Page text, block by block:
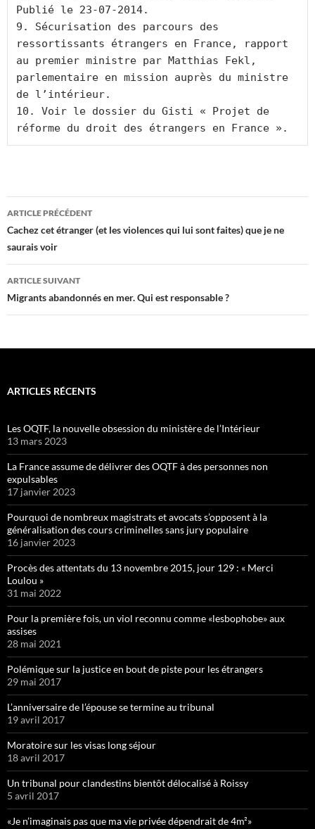
Publié le 23-07-2014.
9. Sécurisation des parcours des
ressortissants étrangers en France, rapport
au premier ministre par Matthias Fekl,
parlementaire en mission auprès du ministre
de l’intérieur.
10. Voir le dossier du Gisti « Projet de
réforme du droit des étrangers en France ».
Navigation
des
articles
ARTICLE PRÉCÉDENT
Cachez cet étranger (et les violences qui lui sont faites) que je ne
saurais voir
ARTICLE SUIVANT
Migrants abandonnés en mer. Qui est responsable ?
ARTICLES RÉCENTS
Les OQTF, la nouvelle obsession du ministère de l’Intérieur
13 mars 2023
La France assume de délivrer des OQTF à des personnes non
expulsables
17 janvier 2023
Pourquoi de nombreux magistrats et avocats s’opposent à la
généralisation des cours criminelles sans jury populaire
16 janvier 2023
Procès des attentats du 13 novembre 2015, jour 129 : « Merci
Loulou »
31 mai 2022
Pour la première fois, un viol reconnu comme «lesbophobe» aux
assises
28 mai 2021
Polémique sur la justice en bout de piste pour les étrangers
29 mai 2017
L’anniversaire de l’épouse se termine au tribunal
19 avril 2017
Moratoire sur les visas long séjour
18 avril 2017
Un tribunal pour clandestins bientôt délocalisé à Roissy
5 avril 2017
«Je n’imaginais pas que ma vie privée dépendrait de 4m²»